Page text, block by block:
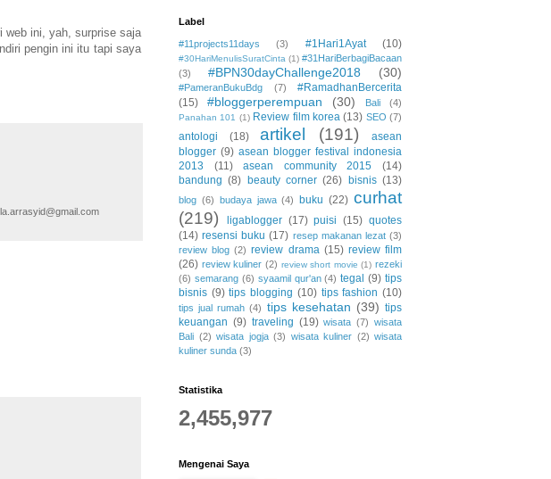
web ini, yah, surprise saja
pengin ini itu tapi saya
Label
#11projects11days (3) #1Hari1Ayat (10)
#30HariMenulisSuratCinta (1) #31HariBerbagiBacaan
(3)
#BPN30dayChallenge2018 (30)
#PameranBukuBdg (7)
#RamadhanBercerita
(15)
#bloggerperempuan (30) Bali (4)
Panahan 101 (1) Review film korea (13) SEO (7)
antologi (18) artikel (191)
asean
blogger (9) asean blogger festival indonesia
2013
(11) asean community 2015
(14)
bandung (8) beauty corner (26) bisnis (13)
blog (6) budaya jawa (4) buku (22) curhat
(219)
ligablogger (17) puisi (15) quotes
(14) resensi buku (17) resep makanan lezat (3)
review blog (2) review drama (15) review film
(26) review kuliner (2) review short movie (1) rezeki
(6) semarang (6) syaamil qur'an (4) tegal (9) tips
bisnis (9) tips blogging (10) tips fashion (10)
tips jual rumah (4) tips kesehatan (39) tips
keuangan (9) traveling (19) wisata (7) wisata
Bali (2) wisata jogja (3) wisata kuliner (2) wisata
kuliner sunda (3)
Statistika
2,455,977
Mengenai Saya